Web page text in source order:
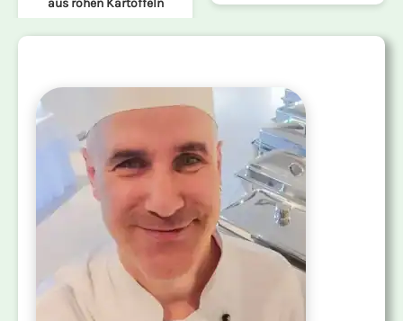
aus rohen Kartoffeln